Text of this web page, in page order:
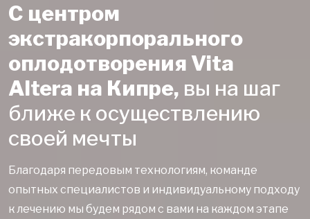
С центром
экстракорпорального
оплодотворения Vita
Altera на Кипре, вы на шаг
ближе к осуществлению
своей мечты
Благодаря передовым технологиям, команде
опытных специалистов и индивидуальному подходу
к лечению мы будем рядом с вами на каждом этапе